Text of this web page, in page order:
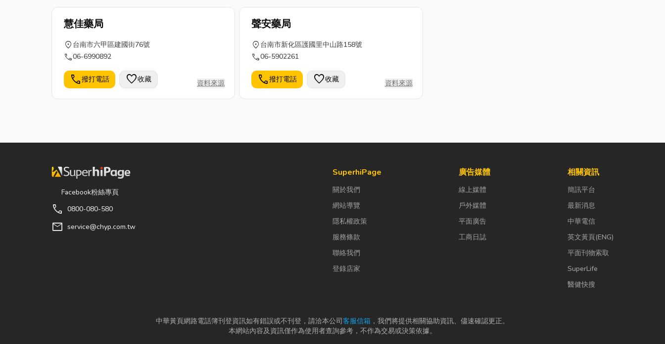
慧佳藥局
location_on 台南市六甲區建國街76號
call06-6990892
call撥打電話 favorite收藏 資料來源
聲安藥局
location_on 台南市新化區護國里中山路158號
call06-5902261
call撥打電話 favorite收藏 資料來源
Facebook粉絲專頁
call 0800-080-580
mail service@chyp.com.tw
SuperhiPage
關於我們
網站導覽
隱私權政策
服務條款
聯絡我們
登錄店家
廣告媒體
線上媒體
戶外媒體
平面廣告
工商日誌
相關資訊
簡訊平台
最新消息
中華電信
英文黃頁(ENG)
平面刊物索取
SuperLife
醫健快搜
中華黃頁網路電話簿刊登資訊如有錯誤或不刊登，請洽本公司客服信箱 ，我們將提供相關協助資訊、儘速確認更正。
本網站內容及資訊僅作為使用者查詢參考，不作為交易或決策依據。